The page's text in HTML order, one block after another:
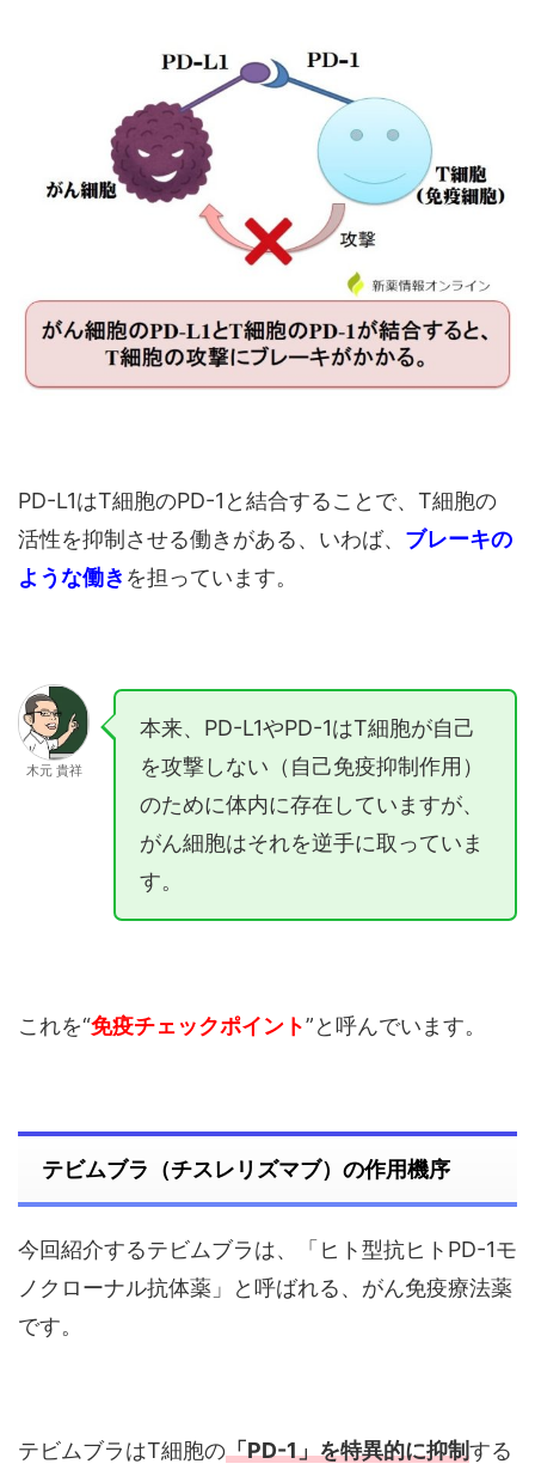
PD-L1はT細胞のPD-1と結合することで、T細胞の
活性を抑制させる働きがある、いわば、 ブレーキの
ような働き を担っています。
木元 貴祥
本来、PD-L1やPD-1はT細胞が自己
を攻撃しない（自己免疫抑制作用）
のために体内に存在していますが、
がん細胞はそれを逆手に取っていま
す。
これを“免疫チェックポイント”と呼んでいます。
テビムブラ（チスレリズマブ）の作用機序
今回紹介するテビムブラは、「ヒト型抗ヒトPD-1モ
ノクローナル抗体薬」と呼ばれる、がん免疫療法薬
です。
テビムブラはT細胞の「PD-1」を特異的に抑制する